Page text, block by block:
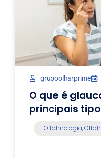
grupoolharprime
O que é
principais
Oftalmologia,